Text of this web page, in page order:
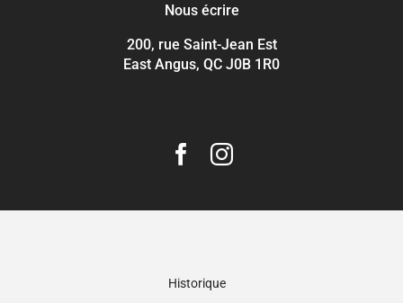
Nous écrire
200, rue Saint-Jean Est
East Angus, QC J0B 1R0
Historique